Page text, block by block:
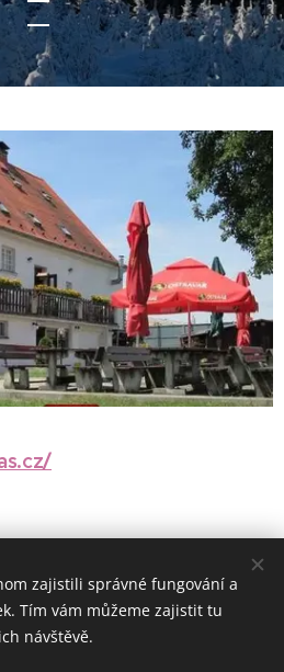
www.letnihory.cz
zajistili správné fungování a
Tím vám můžeme zajistit tu
návštěvě.